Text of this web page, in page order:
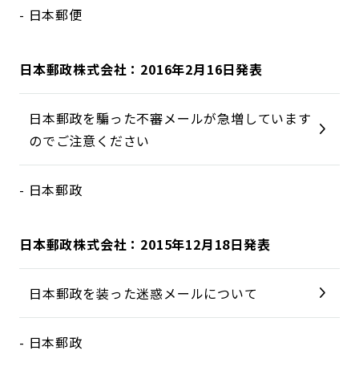
- 日本郵便
日本郵政株式会社：2016年2月16日発表
日本郵政を騙った不審メールが急増しています
のでご注意ください
- 日本郵政
日本郵政株式会社：2015年12月18日発表
日本郵政を装った迷惑メールについて
- 日本郵政